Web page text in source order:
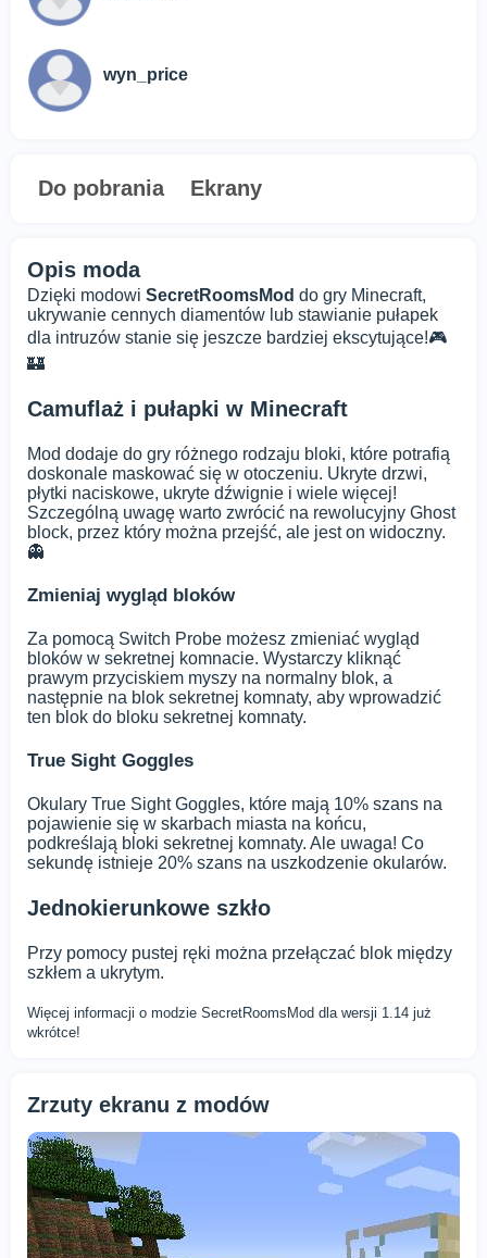
wyn_price
Do pobrania Ekrany
Opis moda
Dzięki modowi SecretRoomsMod do gry Minecraft,
ukrywanie cennych diamentów lub stawianie pułapek
dla intruzów stanie się jeszcze bardziej ekscytujące!🎮
🏰
Camuflaż i pułapki w Minecraft
Mod dodaje do gry różnego rodzaju bloki, które potrafią
doskonale maskować się w otoczeniu. Ukryte drzwi,
płytki naciskowe, ukryte dźwignie i wiele więcej!
Szczególną uwagę warto zwrócić na rewolucyjny Ghost
block, przez który można przejść, ale jest on widoczny.
👻
Zmieniaj wygląd bloków
Za pomocą Switch Probe możesz zmieniać wygląd
bloków w sekretnej komnacie. Wystarczy kliknąć
prawym przyciskiem myszy na normalny blok, a
następnie na blok sekretnej komnaty, aby wprowadzić
ten blok do bloku sekretnej komnaty.
True Sight Goggles
Okulary True Sight Goggles, które mają 10% szans na
pojawienie się w skarbach miasta na końcu,
podkreślają bloki sekretnej komnaty. Ale uwaga! Co
sekundę istnieje 20% szans na uszkodzenie okularów.
Jednokierunkowe szkło
Przy pomocy pustej ręki można przełączać blok między
szkłem a ukrytym.
Więcej informacji o modzie SecretRoomsMod dla wersji 1.14 już
wkrótce!
Zrzuty ekranu z modów